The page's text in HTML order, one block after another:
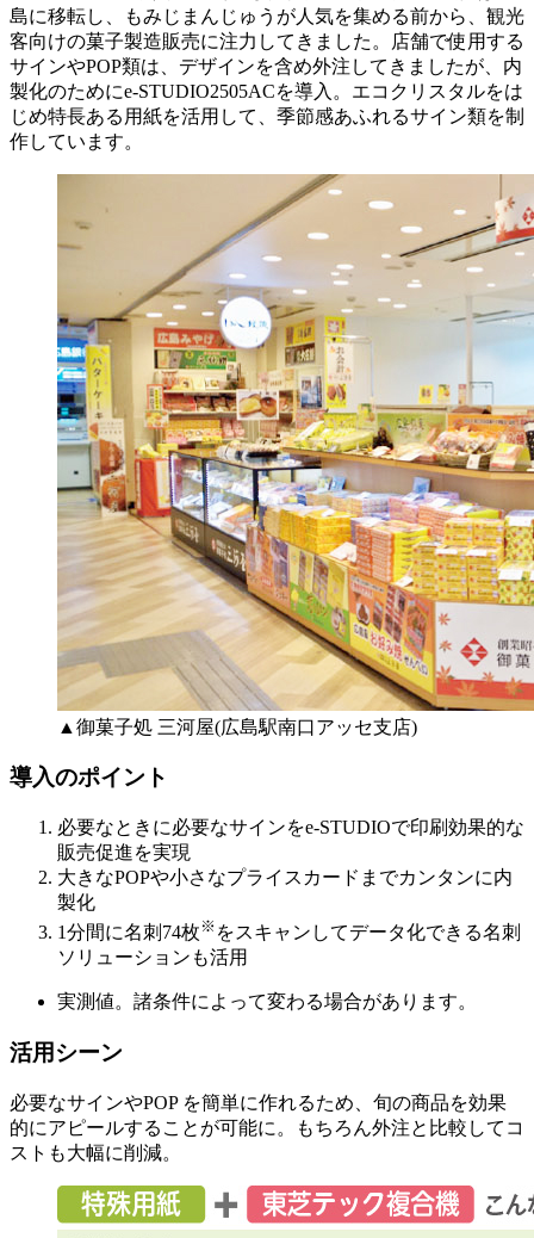
島に移転し、もみじまんじゅうが人気を集める前から、観光
客向けの菓子製造販売に注力してきました。店舗で使用する
サインやPOP類は、デザインを含め外注してきましたが、内
製化のためにe-STUDIO2505ACを導入。エコクリスタルをは
じめ特長ある用紙を活用して、季節感あふれるサイン類を制
作しています。
▲御菓子処 三河屋(広島駅南口アッセ支店)
導入のポイント
必要なときに必要なサインをe-STUDIOで印刷効果的な
販売促進を実現
大きなPOPや小さなプライスカードまでカンタンに内
製化
1分間に名刺74枚 ※ をスキャンしてデータ化できる名刺
ソリューションも活用
実測値。諸条件によって変わる場合があります。
活用シーン
必要なサインやPOP を簡単に作れるため、旬の商品を効果
的にアピールすることが可能に。もちろん外注と比較してコ
ストも大幅に削減。